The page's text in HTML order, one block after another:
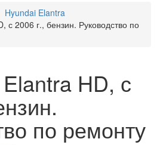
Hyundai Elantra
с 2006 г., бензин. Руководство по
HD, с
по ремонту